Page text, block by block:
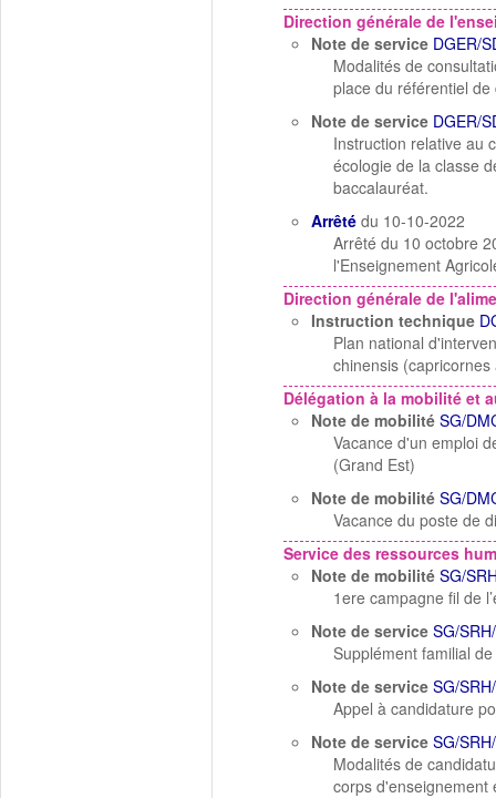
Direction générale de
Note de service DGER/
Modalités de
place du référentiel
Note de service DGER/
Instruction relative au
écologie de la classe
baccalauréat.
Arrêté du 10-10-2022
Arrêté du 10 octobre
l'Enseignement
Direction générale de
Instruction technique
Plan national
chinensis (capricornes
Délégation à la mobilité et
Note de mobilité SG/
Vacance d'un emploi
(Grand Est)
Note de mobilité SG/
Vacance du poste de
Service des ressources
Note de mobilité SG/
1ere campagne fil de
Note de service SG/
Supplément familial
Note de service SG/
Appel à candidature
Note de service SG/
Modalités de
corps d'enseignement